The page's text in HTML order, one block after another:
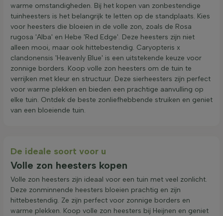
warme omstandigheden. Bij het kopen van zonbestendige
tuinheesters is het belangrijk te letten op de standplaats. Kies
voor heesters die bloeien in de volle zon, zoals de Rosa
rugosa 'Alba' en Hebe 'Red Edge'. Deze heesters zijn niet
alleen mooi, maar ook hittebestendig. Caryopteris x
clandonensis 'Heavenly Blue' is een uitstekende keuze voor
zonnige borders. Koop volle zon heesters om de tuin te
verrijken met kleur en structuur. Deze sierheesters zijn perfect
voor warme plekken en bieden een prachtige aanvulling op
elke tuin. Ontdek de beste zonliefhebbende struiken en geniet
van een bloeiende tuin.
De ideale soort voor u
Volle zon heesters kopen
Volle zon heesters zijn ideaal voor een tuin met veel zonlicht.
Deze zonminnende heesters bloeien prachtig en zijn
hittebestendig. Ze zijn perfect voor zonnige borders en
warme plekken. Koop volle zon heesters bij Heijnen en geniet